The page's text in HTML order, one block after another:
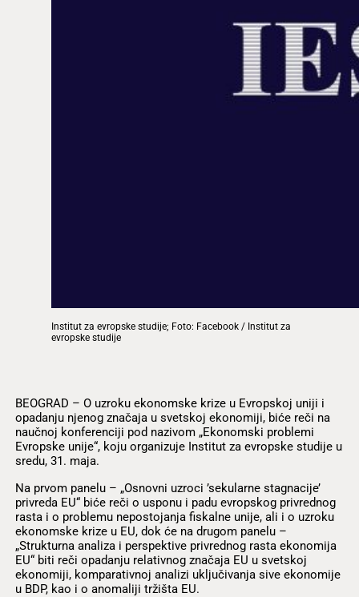
Institut za evropske studije; Foto: Facebook / Institut za
evropske studije
BEOGRAD – O uzroku ekonomske krize u Evropskoj uniji i
opadanju njenog značaja u svetskoj ekonomiji, biće reči na
naučnoj konferenciji pod nazivom „Ekonomski problemi
Evropske unije“, koju organizuje Institut za evropske studije u
sredu, 31. maja.
Na prvom panelu – „Osnovni uzroci ’sekularne stagnacije’
privreda EU“ biće reči o usponu i padu evropskog privrednog
rasta i o problemu nepostojanja fiskalne unije, ali i o uzroku
ekonomske krize u EU, dok će na drugom panelu –
„Strukturna analiza i perspektive privrednog rasta ekonomija
EU“ biti reči opadanju relativnog značaja EU u svetskoj
ekonomiji, komparativnoj analizi uključivanja sive ekonomije
u BDP, kao i o anomaliji tržišta EU.